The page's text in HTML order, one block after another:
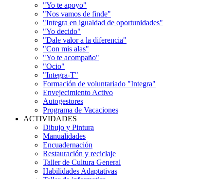
"Yo te apoyo"
"Nos vamos de finde"
"Integra en igualdad de oportunidades"
"Yo decido"
"Dale valor a la diferencia"
"Con mis alas"
"Yo te acompaño"
"Ocio"
"Integra-T"
Formación de voluntariado "Integra"
Envejecimiento Activo
Autogestores
Programa de Vacaciones
ACTIVIDADES
Dibujo y Pintura
Manualidades
Encuadernación
Restauración y reciclaje
Taller de Cultura General
Habilidades Adaptativas